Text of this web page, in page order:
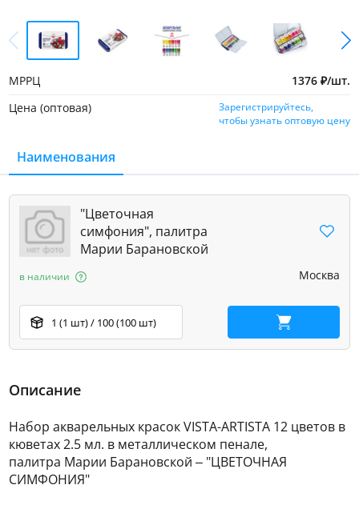
МРРЦ 1376 ₽/шт.
Цена (оптовая)
Зарегистрируйтесь,
чтобы узнать оптовую цену
Наименования
"Цветочная
симфония", палитра
Марии Барановской
Москва
в наличии
1 (1 шт) / 100 (100 шт) В корзину
Описание
Набор акварельных красок VISTA-ARTISTA 12 цветов в
кюветах 2.5 мл. в металлическом пенале,
палитра Марии Барановской – "ЦВЕТОЧНАЯ
СИМФОНИЯ"